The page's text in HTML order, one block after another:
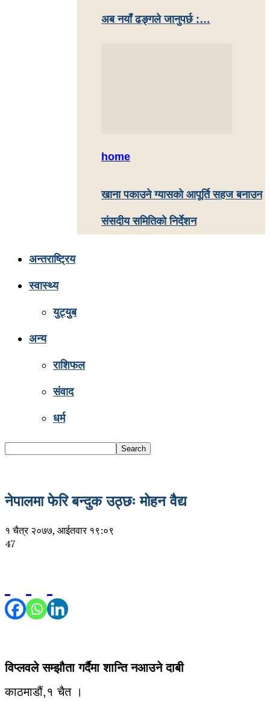
अब नयाँ ढङ्गले जानुपर्छ :…
home
खाना पकाउने ग्यासको आपूर्ति सहज बनाउन
संसदीय समितिको निर्देशन
अन्तराष्ट्रिय
स्वास्थ्य
युट्युब
अन्य
राशिफल
संवाद
धर्म
नेपालमा फेरि बन्दुक उठ्छः मोहन वैद्य
१ चैत्र २०७७, आईतवार १९:०९
47
विप्लवले सम्झौता गर्दैमा शान्ति नआउने दाबी
काठमाडौं,१ चैत ।